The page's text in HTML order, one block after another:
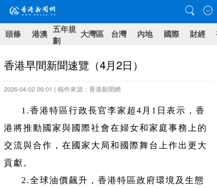
頭條 港澳 五年規
劃
大灣區 台灣 內地 國際 財經
香港早間新聞速覽（4月2日）
2026-04-02 09:01 | 稿件來源：香港新聞網
1.香港特區行政長官李家超4月1日表示，香
港將推動國家與國際社會在婦女和家庭事務上的
交流與合作，在國家大局和國際舞台上作出更大
貢獻。
2.全球油價飆升，香港特區政府環境及生態